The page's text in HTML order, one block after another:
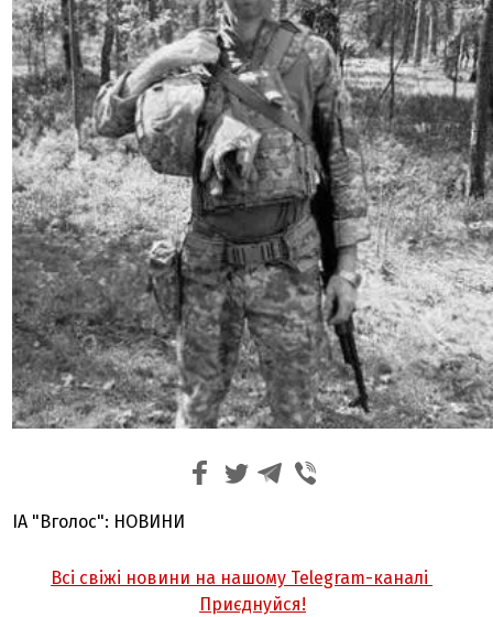
ІА "Вголос": НОВИНИ
Всі свіжі новини на нашому Telegram-каналі
Приєднуйся!